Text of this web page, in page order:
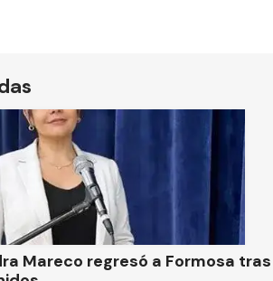
Mareco regresó a Formosa